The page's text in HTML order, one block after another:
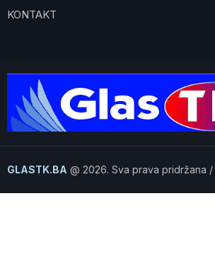
KONTAKT
GLASTK.BA @ 2026. Sva prava pridržana